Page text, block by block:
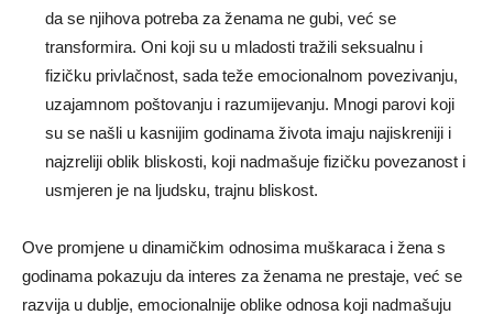
da se njihova potreba za ženama ne gubi, već se
transformira. Oni koji su u mladosti tražili seksualnu i
fizičku privlačnost, sada teže emocionalnom povezivanju,
uzajamnom poštovanju i razumijevanju. Mnogi parovi koji
su se našli u kasnijim godinama života imaju najiskreniji i
najzreliji oblik bliskosti, koji nadmašuje fizičku povezanost i
usmjeren je na ljudsku, trajnu bliskost.
Ove promjene u dinamičkim odnosima muškaraca i žena s
godinama pokazuju da interes za ženama ne prestaje, već se
razvija u dublje, emocionalnije oblike odnosa koji nadmašuju